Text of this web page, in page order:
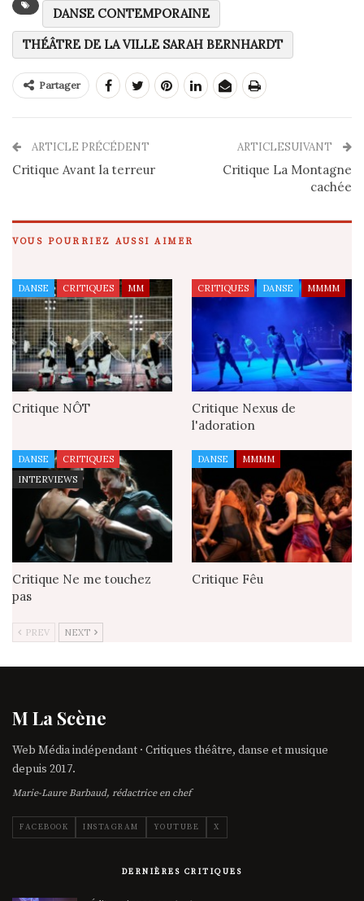
DANSE CONTEMPORAINE
THÉÂTRE DE LA VILLE SARAH BERNHARDT
Partager
ARTICLE PRÉCÉDENT
Critique Avant la terreur
ARTICLESUIVANT
Critique La Montagne
cachée
VOUS POURRIEZ AUSSI AIMER
DANSE CRITIQUES MM
Critique NÔT
CRITIQUES DANSE MMMM
Critique Nexus de
l'adoration
DANSE
CRITIQUES
INTERVIEWS
Critique Ne me touchez
pas
DANSE MMMM
Critique Fêu
PREV NEXT
M La Scène
Web Média indépendant · Critiques théâtre, danse et musique
depuis 2017.
Marie-Laure Barbaud, rédactrice en chef
FACEBOOK INSTAGRAM YOUTUBE X
DERNIÈRES CRITIQUES